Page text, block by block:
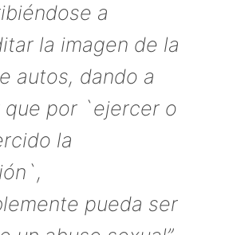
a
la imagen de la
autos, dando a
que por `ejercer o
la
pueda ser